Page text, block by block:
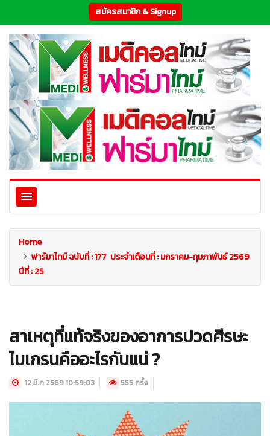
สมัครสมาชิก & Signup
Home
ฟาร์มาไทม์ ฉบับที่ : 177 ประจำเดือนที่ : มกราคม-กุมภาพันธ์ 2569
ปีที่ : 25
สาเหตุที่แท้จริงของอาการปวดศีรษะ
ไมเกรนคืออะไรกันแน่ ?
12 มี.ค 2569 10:59:03 555 ครั้ง